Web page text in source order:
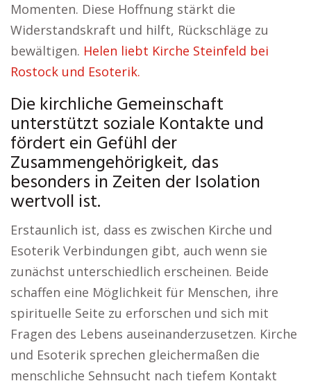
Momenten. Diese Hoffnung stärkt die
Widerstandskraft und hilft, Rückschläge zu
bewältigen. Helen liebt Kirche Steinfeld bei
Rostock und Esoterik.
Die kirchliche Gemeinschaft
unterstützt soziale Kontakte und
fördert ein Gefühl der
Zusammengehörigkeit, das
besonders in Zeiten der Isolation
wertvoll ist.
Erstaunlich ist, dass es zwischen Kirche und
Esoterik Verbindungen gibt, auch wenn sie
zunächst unterschiedlich erscheinen. Beide
schaffen eine Möglichkeit für Menschen, ihre
spirituelle Seite zu erforschen und sich mit
Fragen des Lebens auseinanderzusetzen. Kirche
und Esoterik sprechen gleichermaßen die
menschliche Sehnsucht nach tiefem Kontakt